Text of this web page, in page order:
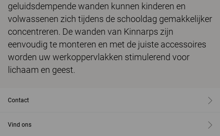
geluidsdempende wanden kunnen kinderen en
volwassenen zich tijdens de schooldag gemakkelijker
concentreren. De wanden van Kinnarps zijn
eenvoudig te monteren en met de juiste accessoires
worden uw werkoppervlakken stimulerend voor
lichaam en geest.
Contact
Vind ons